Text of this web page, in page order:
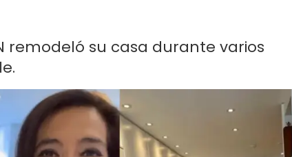
remodeló su casa durante varios